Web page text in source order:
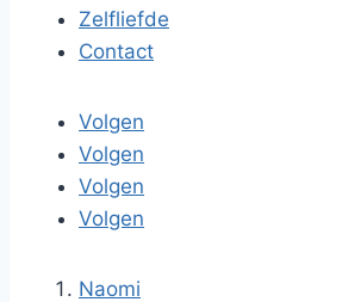
Zelfliefde
Contact
Volgen
Volgen
Volgen
Volgen
Naomi